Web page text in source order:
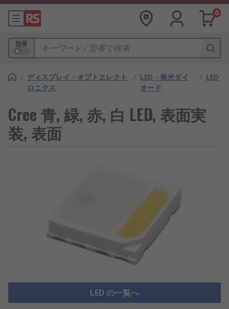
0
型番
/ ディスプレイ・オプトエレクト
ロニクス
/ LED - 発光ダイ
オード
/ LED
Cree 青, 緑, 赤, 白 LED, 表面実
装, 表面
LED の一覧へ